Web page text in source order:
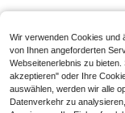
Wir verwenden Cookies und
von Ihnen angeforderten
Webseitenerlebnis zu
akzeptieren" oder Ihre
auswählen, werden wir alle
Datenverkehr zu